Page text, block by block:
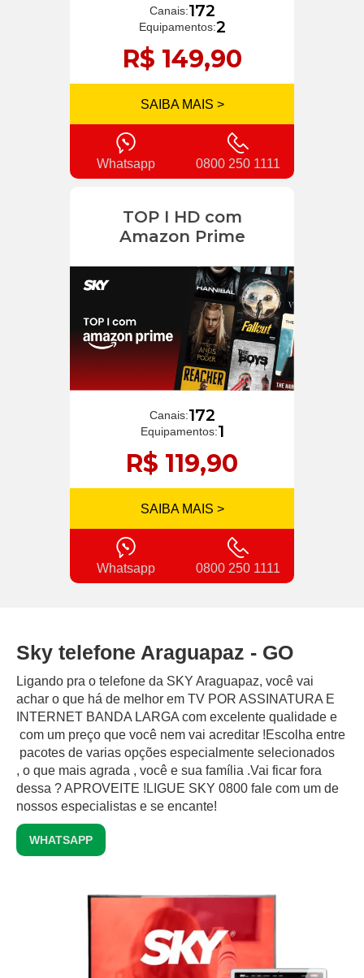
Canais:172
Equipamentos:2
R$ 149,90
SAIBA MAIS >
Whatsapp 0800 250 1111
TOP I HD com
Amazon Prime
Canais:172
Equipamentos:1
R$ 119,90
SAIBA MAIS >
Whatsapp 0800 250 1111
Sky telefone Araguapaz - GO
Ligando pra o telefone da SKY Araguapaz, você vai
achar o que há de melhor em TV POR ASSINATURA E
INTERNET BANDA LARGA com excelente qualidade e
com um preço que você nem vai acreditar !Escolha entre
pacotes de varias opções especialmente selecionados
, o que mais agrada , você e sua família .Vai ficar fora
dessa ? APROVEITE !LIGUE SKY 0800 fale com um de
nossos especialistas e se encante!
WHATSAPP